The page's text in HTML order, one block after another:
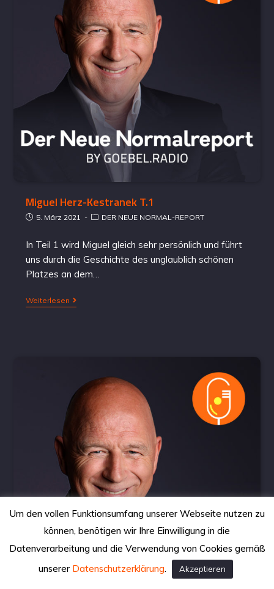
Miguel Herz-Kestranek T.1
5. März 2021 DER NEUE NORMAL-REPORT
In Teil 1 wird Miguel gleich sehr persönlich und führt
uns durch die Geschichte des unglaublich schönen
Platzes an dem…
Weiterlesen
Um den vollen Funktionsumfang unserer Webseite nutzen zu
können, benötigen wir Ihre Einwilligung in die
Datenverarbeitung und die Verwendung von Cookies gemäß
unserer Datenschutzerklärung. Akzeptieren